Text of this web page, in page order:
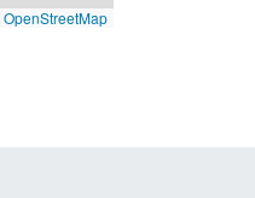
OpenStreetMap